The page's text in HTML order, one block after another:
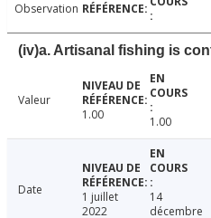
Observation
(iv)a. Artisanal fishing is
Valeur
1.00
1.00
Date
1 juillet
2022
14
décembre